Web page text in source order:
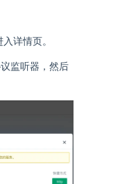
详情页。
监听器，然后